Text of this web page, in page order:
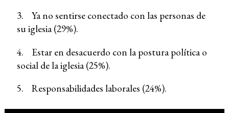
3. Ya no sentirse conectado con las personas de
su iglesia (29%).
4. Estar en desacuerdo con la postura política o
social de la iglesia (25%).
5. Responsabilidades laborales (24%).